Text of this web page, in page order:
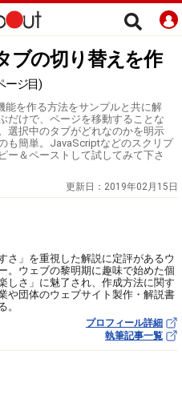
ブの切り替えを作
ージ目)
能を作る方法をサンプルと共に解
だけで、ページを移動することな
選択中のタブがどれなのかを明示
も簡単。JavaScriptなどのスクリプ
ー＆ペーストして試してみて下さ
更新日： 2019年02月15日
さ」を重視した解説に定評があるウ
。ウェブの黎明期に趣味で始めた個
しさ」に魅了され、作成方法に関す
や団体のウェブサイト製作・解説書
。
プロフィール詳細
執筆記事一覧